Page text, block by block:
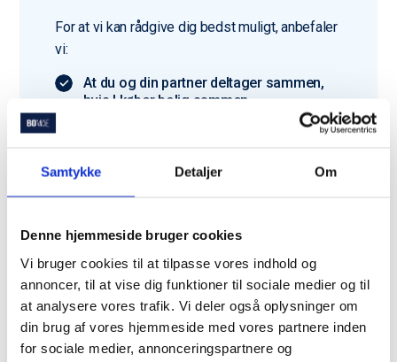
Samtykke Detaljer Om
Denne hjemmeside bruger cookies
Vi bruger cookies til at tilpasse vores indhold og
annoncer, til at vise dig funktioner til sociale medier og til
at analysere vores trafik. Vi deler også oplysninger om
din brug af vores hjemmeside med vores partnere inden
for sociale medier, annonceringspartnere og
For at vi kan rådgive dig bedst muligt, anbefaler
vi:
At du og din partner deltager sammen,
hvis I køber bolig sammen
At du har gjort dig tanker om boligtype
Har du ikke alt klar? Bare rolig – vi hjælper dig
Du er langt fra den eneste